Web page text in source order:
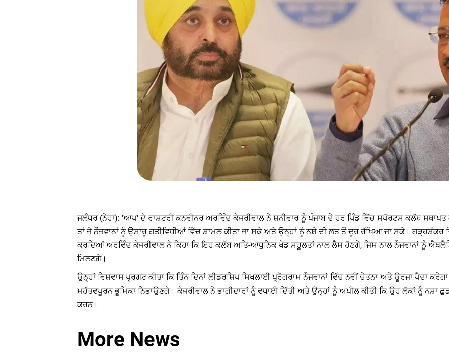
ਜਲੰਧਰ (ਨੇਹਾ): 'ਆਪ' ਦੇ ਰਾਸ਼ਟਰੀ ਕਨਵੀਨਰ ਅਰਵਿੰਦ ਕੇਜਰੀਵਾਲ ਨੇ ਸ਼ਨੀਵਾਰ ਨੂੰ ਪੰਜਾਬ ਦੇ ਹਰ ਪਿੰਡ ਵਿੱਚ ਸਪੋਰਟਸ ਕਲੱਬ
ਤਾਂ ਜੋ ਨੌਜਵਾਨਾਂ ਨੂੰ ਉਸਾਰੂ ਗਤੀਵਿਧੀਆਂ ਵਿੱਚ ਸ਼ਾਮਲ ਕੀਤਾ ਜਾ ਸਕੇ ਅਤੇ ਉਨ੍ਹਾਂ ਨੂੰ ਨਸ਼ੇ ਦੀ ਲਤ ਤੋਂ ਦੂਰ ਰੱਖਿਆ ਜਾ ਸਕੇ। ਗੜ੍ਹਸ਼ੰਕਰ
ਕਰਦਿਆਂ ਅਰਵਿੰਦ ਕੇਜਰੀਵਾਲ ਨੇ ਕਿਹਾ ਕਿ ਇਹ ਕਲੱਬ ਅਤਿ-ਆਧੁਨਿਕ ਖੇਡ ਸਹੂਲਤਾਂ ਨਾਲ ਲੈਸ ਹੋਣਗੇ, ਜਿਸ ਨਾਲ ਨੌਜਵਾਨਾਂ ਨੂੰ
ਮਿਲਣਗੇ।
ਉਨ੍ਹਾਂ ਵਿਸ਼ਵਾਸ ਪ੍ਰਗਟ ਕੀਤਾ ਕਿ ਤਿੰਨ ਦਿਨਾਂ ਲੀਡਰਸ਼ਿਪ ਸਿਖਲਾਈ ਪ੍ਰੋਗਰਾਮ ਨੌਜਵਾਨਾਂ ਵਿੱਚ ਨਵੀਂ ਚੇਤਨਾ ਅਤੇ ਊਰਜਾ ਪੈਦਾ
ਮਹੱਤਵਪੂਰਨ ਭੂਮਿਕਾ ਨਿਭਾਉਣਗੇ। ਕੇਜਰੀਵਾਲ ਨੇ ਭਾਗੀਦਾਰਾਂ ਨੂੰ ਵਧਾਈ ਦਿੱਤੀ ਅਤੇ ਉਨ੍ਹਾਂ ਨੂੰ ਅਪੀਲ ਕੀਤੀ ਕਿ ਉਹ ਲੋਕਾਂ ਨੂੰ ਨਸ਼ਾ
ਕਰਨ।
More News